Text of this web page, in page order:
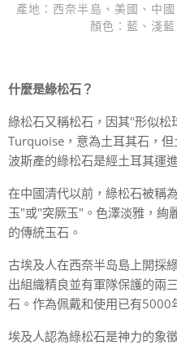
產地：西奈半島、美國、中
顏色：藍、淺
什麼是綠松石？
綠松石又稱松石，因其"形似
Turquoise，意為土耳其石，
波斯產的綠松石是經土耳其運
在中國清代以前，綠松石被稱
玉"或"突厥玉"。色澤淡雅，絢
的傳統玉石。
古埃及人在西奈半岛島上開採
出組織精良並有軍隊保護的兩
石。作為佩戴和使用已有5000
埃及人認為綠松石是神力的象